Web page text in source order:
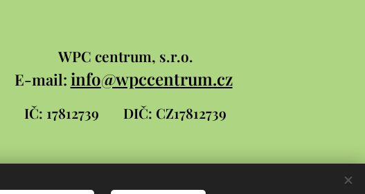
WPC centrum, s.r.o.
E-mail: info@wpccentrum.cz
IČ: 17812739 DIČ: CZ17812739